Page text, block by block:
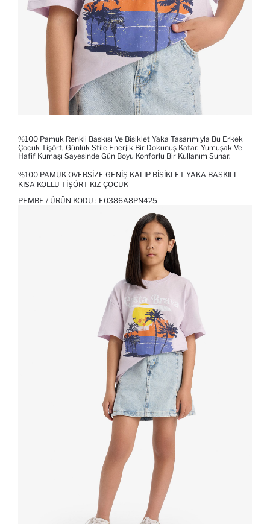
%100 Pamuk Renkli Baskısı Ve Bisiklet Yaka Tasarımıyla Bu Erkek
Çocuk Tişört, Günlük Stile Enerjik Bir Dokunuş Katar. Yumuşak Ve
Hafif Kumaşı Sayesinde Gün Boyu Konforlu Bir Kullanım Sunar.
%100 PAMUK OVERSIZE GENIŞ KALIP BISIKLET YAKA BASKILI
KISA KOLLU TIŞÖRT KIZ ÇOCUK
PEMBE / ÜRÜN KODU : E0386A8PN425